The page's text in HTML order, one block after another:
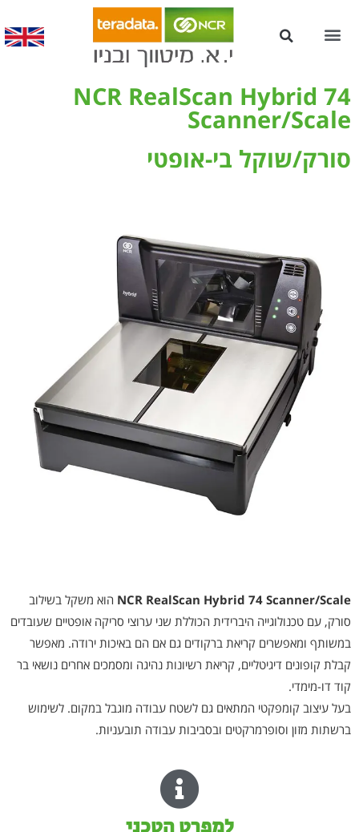
NCR RealScan Hybrid 74
Scanner/Scale
סורק/שוקל בי-אופטי
NCR RealScan Hybrid 74 Scanner/Scale הוא משקל בשילוב
סורק, עם טכנולוגייה היברידית הכוללת שני ערוצי סריקה אופטיים שעובדים
במשותף ומאפשרים קריאת ברקודים גם אם הם באיכות ירודה. מאפשר
קבלת קופונים דיגיטליים, קריאת רשיונות נהיגה ומסמכים אחרים נושאי בר
קוד דו-מימדי.
בעל עיצוב קומפקטי המתאים גם לשטח עבודה מוגבל במקום. לשימוש
ברשתות מזון וסופרמרקטים ובסביבות עבודה תובעניות.